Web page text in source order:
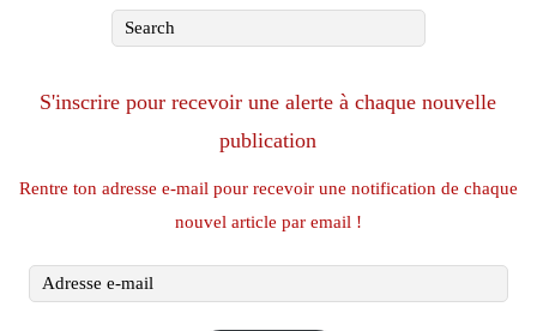
S'inscrire pour recevoir une alerte à chaque nouvelle
publication
Rentre ton adresse e-mail pour recevoir une notification de chaque
nouvel article par email !
Adresse